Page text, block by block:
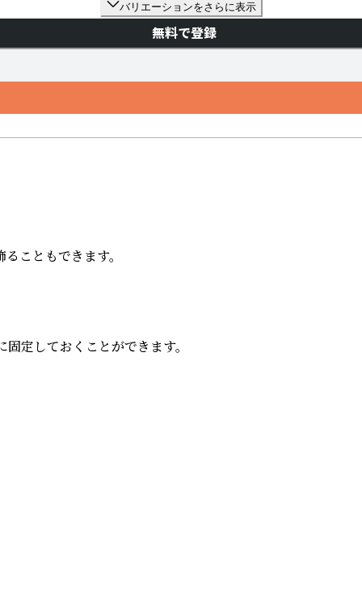
バリエーションをさらに表示
無料で登録
こともできます。
定しておくことができます。